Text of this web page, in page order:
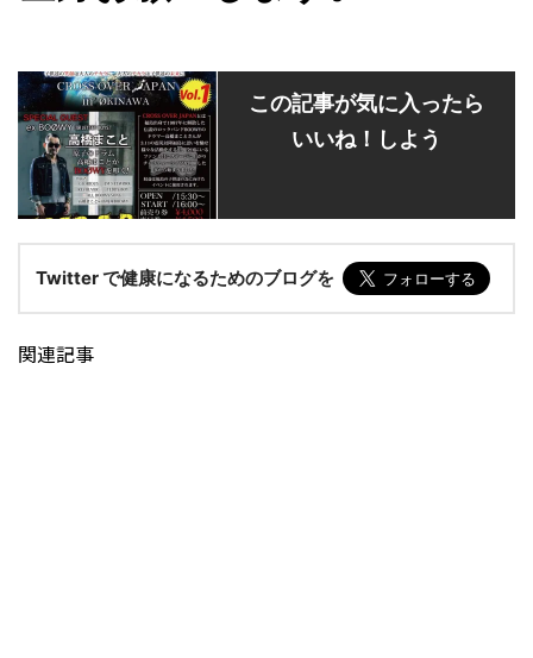
この記事が気に入ったら
いいね！しよう
Twitter で健康になるためのブログを
関連記事